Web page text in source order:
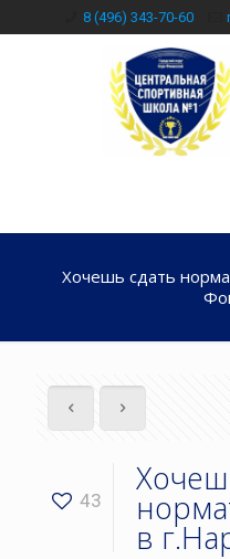
8 (496) 343-70-60
Хочешь сдать
43
в